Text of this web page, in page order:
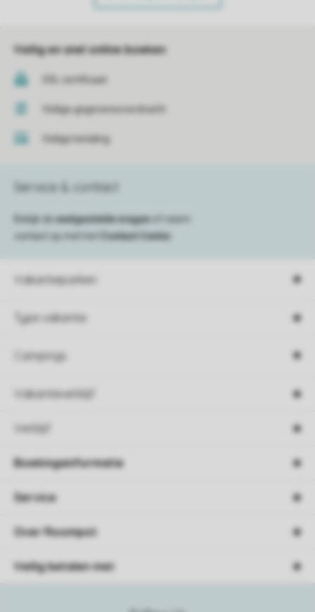
Veilig en snel online boeken
SSL certificaat
Veilige gegevensoverdracht
Veilige betaling
Vakantieparken
Type vakantie
Campings
Vakantieverblijf
Verblijf
Service & contact
Bekijk de veelgestelde vragen
of neem
contact op met het
Contact Center
Boekingsinformatie
Service
Over Roompot
Veilig betalen met